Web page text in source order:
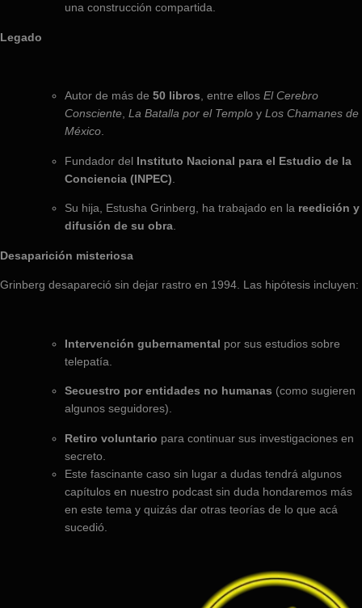
una construcción compartida.
Legado
Autor de más de 50 libros, entre ellos El Cerebro
Consciente, La Batalla por el Templo y Los Chamanes de
México.
Fundador del Instituto Nacional para el Estudio de la
Conciencia (INPEC)
Su hija, Estusha Grinberg, ha trabajado en la reedición y
difusión de su obra
Desaparición misteriosa
Grinberg desapareció sin dejar rastro en 1994. Las hipótesis incluyen:
Intervención gubernamental por sus estudios sobre
telepatía.
Secuestro por entidades no humanas (como sugieren
algunos seguidores).
Retiro voluntario para continuar sus investigaciones en
secreto.
Este fascinante caso sin lugar a dudas tendrá algunos
capítulos en nuestro podcast sin duda hondaremos más
en este tema y quizás dar otras teorías de lo que acá
sucedió.